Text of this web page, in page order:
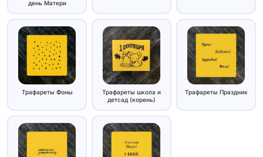
день Матери
Трафареты Фоны
Трафареты школа и
детсад (корень)
Трафареты Праздник